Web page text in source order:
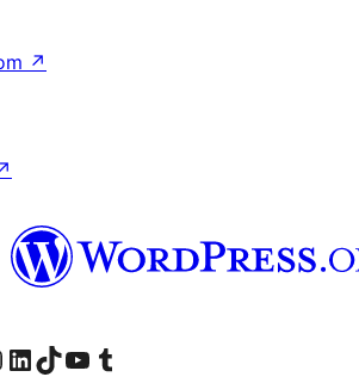
↗
de Facebook
cuenta de Instagram
Visita nuestra cuenta de LinkedIn
Visita nuestra cuenta de TikTok
Visita nuestro canal de YouTube
Visita nuestra cuenta de Tumblr